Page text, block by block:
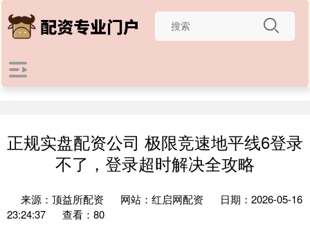
正规实盘配资公司 极限竞速地平线6登录
不了，登录超时解决全攻略
来源：顶益所配资 网站：红启网配资
日期：2026-05-16
23:24:37
查看：80